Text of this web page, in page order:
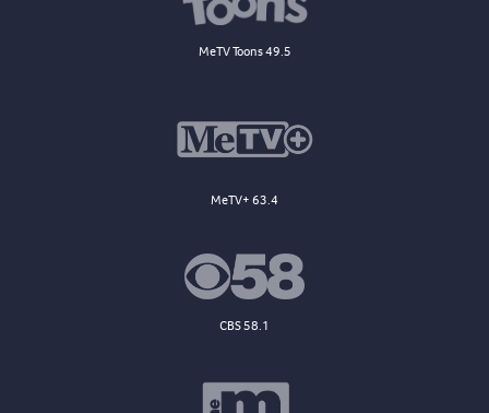
MeTV Toons 49.5
MeTV+ 63.4
CBS 58.1